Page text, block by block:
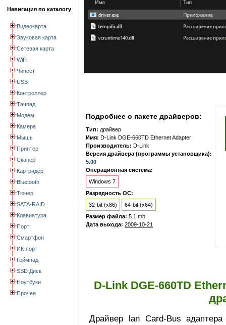
Навигация по каталогу
Видеокарта
Звуковая карта
Сетевая карта
WiFi
Чипсет
USB
Контроллер
Тачпад
Модем
Камера
Мышь
Принтер
Сканер
Картридер
Bluetooth
Тюнер
SATA-RAID
Клавиатура
Порт
Смартфон
ИК-порт
Геймпад
SSD Диск
Ноутбуки
Прочее
Подробнее о пакете драйверов:
Тип: драйвер
Имя: D-Link DGE-660TD Ethernet Adapter
Производитель: D-Link
Версия драйвера (программы установщика):
5.00
Операционная система:
Windows 7
Разрядность ОС:
32-bit (x86)
64-bit (x64)
Размер файла: 5.1 mb
Дата выхода: 2009-10-21
D-Link DGE-660TD
Драйвер lan Card-Bus